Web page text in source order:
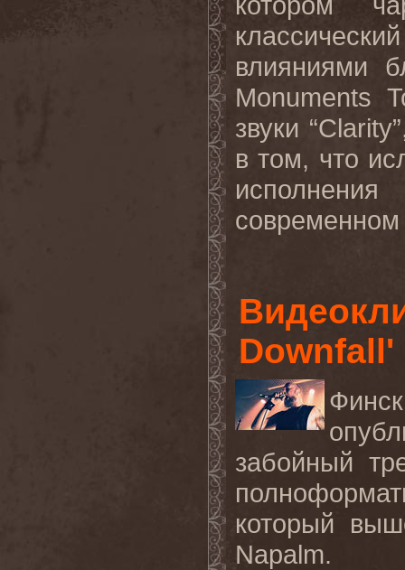
влияниями
Monuments
звуки “Clarity
в том, что
исполнения
Downfall'
забойный
который
Napalm.